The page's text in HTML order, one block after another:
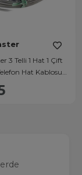
3 Telli 1 Hat 1 Çift
Hat Kablosu